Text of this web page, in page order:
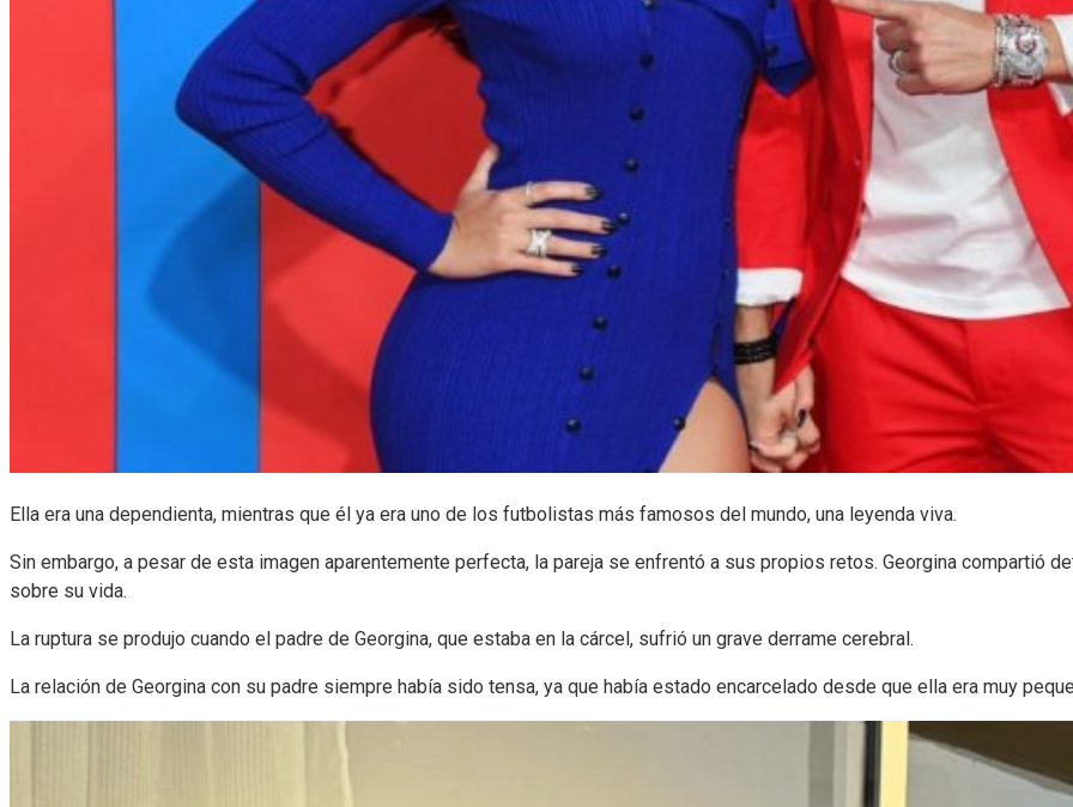
Ella era una dependienta, mientras que él ya era uno de los futbolistas más famosos del mundo, una leyenda viva.
Sin embargo, a pesar de esta imagen aparentemente perfecta, la pareja se enfrentó a sus propios retos. Georgina compartió
sobre su vida.
La ruptura se produjo cuando el padre de Georgina, que estaba en la cárcel, sufrió un grave derrame cerebral.
La relación de Georgina con su padre siempre había sido tensa, ya que había estado encarcelado desde que ella era muy